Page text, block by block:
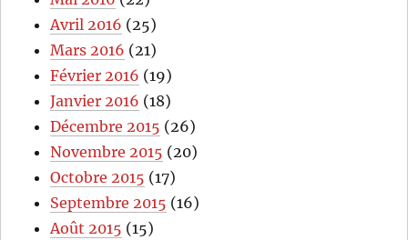
Avril 2016 (25)
Mars 2016 (21)
Février 2016 (19)
Janvier 2016 (18)
Décembre 2015 (26)
Novembre 2015 (20)
Octobre 2015 (17)
Septembre 2015 (16)
Août 2015 (15)